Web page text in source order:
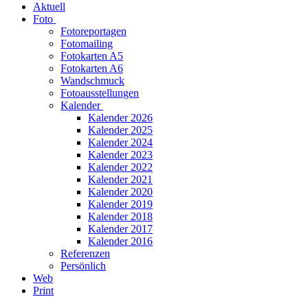
Aktuell
Foto
Fotoreportagen
Fotomailing
Fotokarten A5
Fotokarten A6
Wandschmuck
Fotoausstellungen
Kalender
Kalender 2026
Kalender 2025
Kalender 2024
Kalender 2023
Kalender 2022
Kalender 2021
Kalender 2020
Kalender 2019
Kalender 2018
Kalender 2017
Kalender 2016
Referenzen
Persönlich
Web
Print